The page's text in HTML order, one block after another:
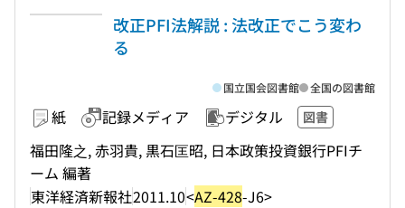
改正PFI法解説 : 法改正でこう変わ
る
紙 記録メディア デジタル 図書
福田隆之, 赤羽貴, 黒石匡昭, 日本政策投資銀行PFIチ
ーム 編著
東洋経済新報社2011.10<AZ-428-J6>
国立国会図書館 全国の図書館